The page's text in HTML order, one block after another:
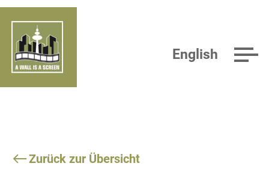
English
Zurück zur Übersicht